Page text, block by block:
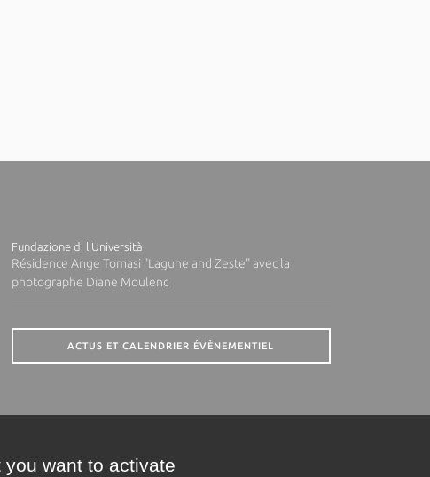
Fundazione di l'Università
Résidence Ange Tomasi "Lagune and Zeste" avec la
photographe Diane Moulenc
ACTUS ET CALENDRIER ÉVÈNEMENTIEL
want to activate